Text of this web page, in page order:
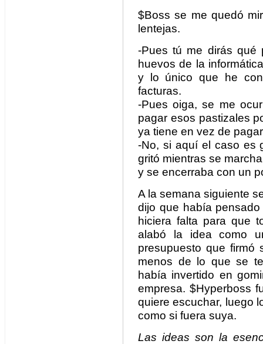
$Boss se me quedó
lentejas.
-Pues tú me dirás qué
huevos de la
y lo único que he
facturas.
-Pues oiga, se me
pagar esos pastizales
ya tiene en vez de
-No, si aquí el caso es
gritó mientras se
y se encerraba con un
A la semana siguiente
dijo que había
hiciera falta para que
alabó la idea como
presupuesto que firmó
menos de lo que se
había invertido en
empresa. $Hyperboss
quiere escuchar, luego
como si fuera suya.
Las ideas son la